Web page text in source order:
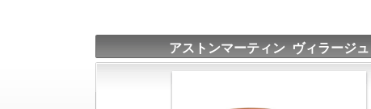
アストンマーティン ヴィラージュ